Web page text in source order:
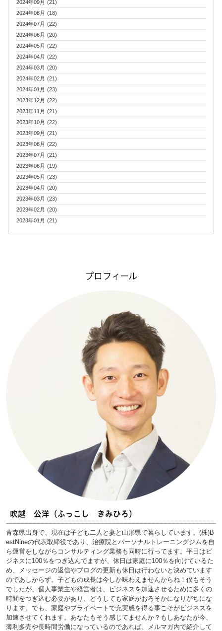
2024年09月 (21)
2024年08月 (18)
2024年07月 (22)
2024年06月 (20)
2024年05月 (22)
2024年04月 (22)
2024年03月 (20)
2024年02月 (21)
2024年01月 (23)
2023年12月 (22)
2023年11月 (21)
2023年10月 (22)
2023年09月 (21)
2023年08月 (22)
2023年07月 (21)
2023年06月 (19)
2023年05月 (23)
2023年04月 (20)
2023年03月 (23)
2023年02月 (20)
2023年01月 (21)
プロフィール
吹越 公洋（ふっこし きみひろ）
青森県出身で、現在は子ども二人と妻と山形県で暮らしています。(株)B
estNineの代表取締役であり、治療院とパーソナルトレーニングジムを自
ら運営をしながらコンサルティング業務も同時に行ってます。平日はビ
ジネスに100％をつぎ込んでますが、休日は家庭に100％を向けているた
め、メッセージの返信やブログの更新も休日は行わないと決めています
のであしからず。子どもの成長は今しか味わえませんからね！僕もそう
でしたが、個人事業主や経営者は、ビジネスを加速させるために多くの
時間をつぎ込む必要があり、どうしても家庭がおろそかになりがちにな
ります。でも、家庭やプライベートで充実感を得る事こそがビジネスを
加速させてくれます。あなたもそう感じてませんか？もしあなたが今、
薄利多売や長時間労働になっているのであれば、メルマガ内で紹介して